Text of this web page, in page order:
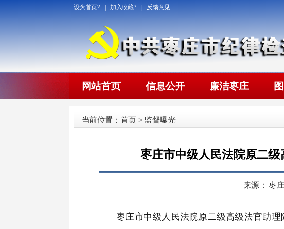
设为首页? 加入收藏? 反馈意见
网站首页 信息公开 廉洁枣庄
当前位置： 首页 > 监督曝光
枣庄市中级人民法院原二
来源： 枣
枣庄市中级人民法院原二级高级法官助理